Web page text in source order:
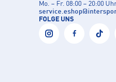
Mo. – Fr. 08:00 – 20:00
service.eshop@
FOLGE UNS